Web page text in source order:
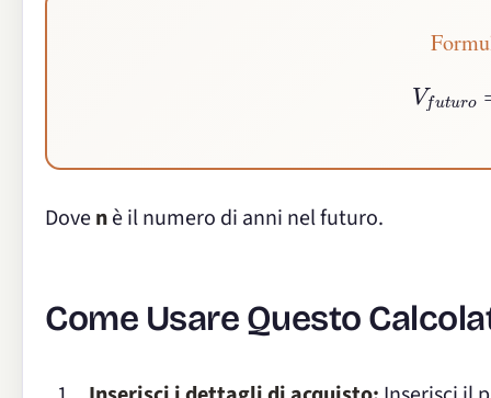
V r
Dovenè il numero di anni nel futuro.
Come Usare Questo